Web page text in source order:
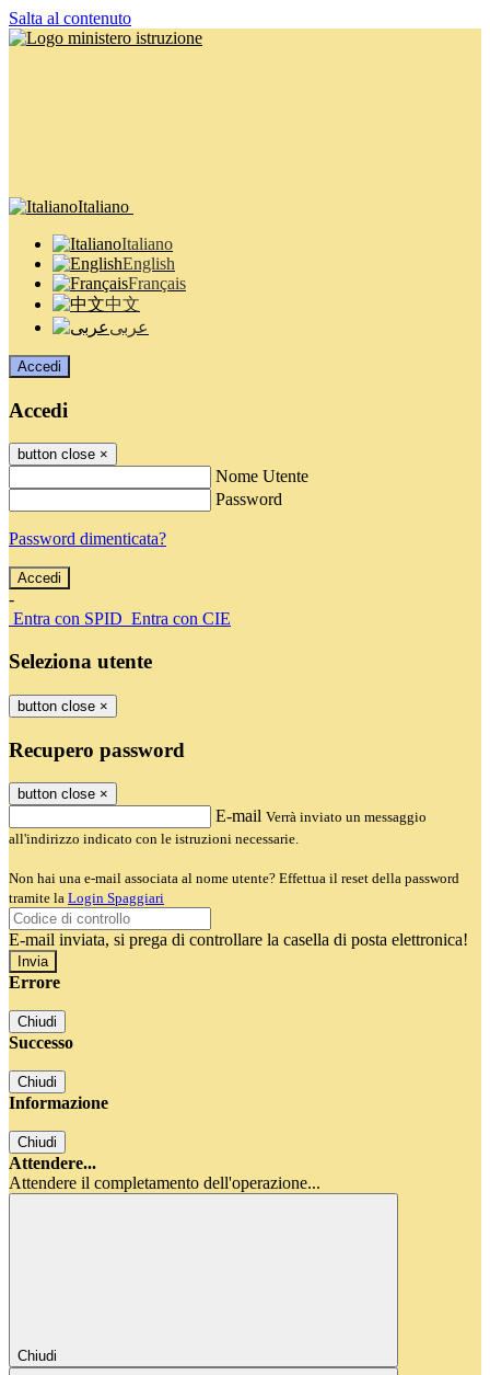
Salta al contenuto
Italiano
Italiano
English
Français
中文
عربى
Accedi
Accedi
button close ×
Nome Utente
Password
Password dimenticata?
-
Entra con SPID Entra con CIE
Seleziona utente
button close ×
Recupero password
button close ×
E-mail Verrà inviato un messaggio
all'indirizzo indicato con le istruzioni necessarie.
Non hai una e-mail associata al nome utente? Effettua il reset della password
tramite la Login Spaggiari
E-mail inviata, si prega di controllare la casella di posta elettronica!
Errore
Chiudi
Successo
Chiudi
Informazione
Chiudi
Attendere...
Attendere il completamento dell'operazione...
Chiudi